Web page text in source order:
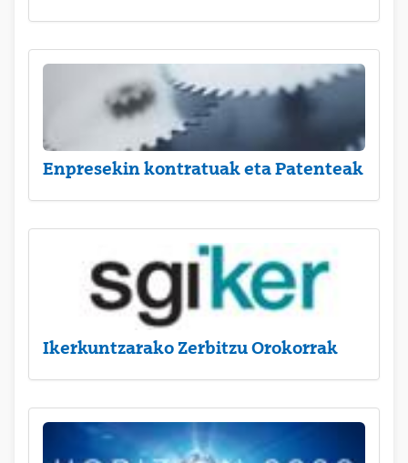
Enpresekin kontratuak eta Patenteak
Ikerkuntzarako Zerbitzu Orokorrak